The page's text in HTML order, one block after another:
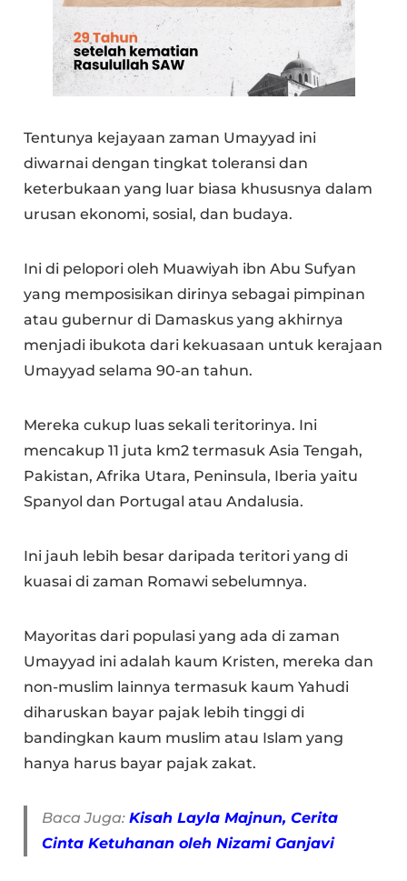
Tentunya kejayaan zaman Umayyad ini
diwarnai dengan tingkat toleransi dan
keterbukaan yang luar biasa khususnya dalam
urusan ekonomi, sosial, dan budaya.
Ini di pelopori oleh Muawiyah ibn Abu Sufyan
yang memposisikan dirinya sebagai pimpinan
atau gubernur di Damaskus yang akhirnya
menjadi ibukota dari kekuasaan untuk kerajaan
Umayyad selama 90-an tahun.
Mereka cukup luas sekali teritorinya. Ini
mencakup 11 juta km2 termasuk Asia Tengah,
Pakistan, Afrika Utara, Peninsula, Iberia yaitu
Spanyol dan Portugal atau Andalusia.
Ini jauh lebih besar daripada teritori yang di
kuasai di zaman Romawi sebelumnya.
Mayoritas dari populasi yang ada di zaman
Umayyad ini adalah kaum Kristen, mereka dan
non-muslim lainnya termasuk kaum Yahudi
diharuskan bayar pajak lebih tinggi di
bandingkan kaum muslim atau Islam yang
hanya harus bayar pajak zakat.
Baca Juga:Kisah Layla Majnun, Cerita
Cinta Ketuhanan oleh Nizami Ganjavi